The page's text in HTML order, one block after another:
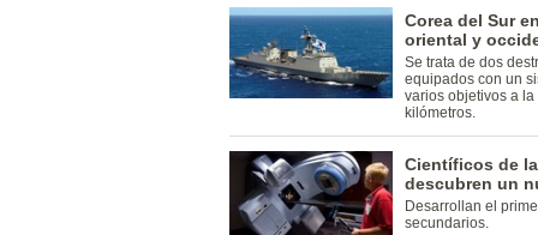
Corea del Sur
oriental y
Se trata de dos
equipados con un
varios objetivos a
kilómetros.
Científicos de
descubren un
Desarrollan el
secundarios.